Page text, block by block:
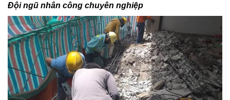
Đội ngũ nhân công chuyên nghiệp